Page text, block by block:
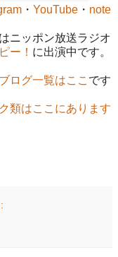
・ YouTube ・ note
ニッポン放送ラジオ
ー！ に出演中です。
ログ一覧はここ です
類はここにあります